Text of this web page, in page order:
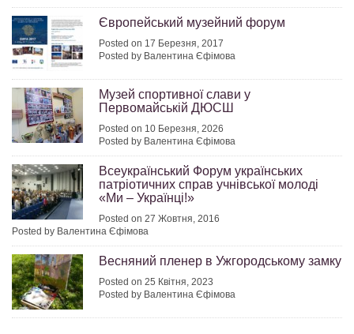
Європейський музейний форум
Posted on 17 Березня, 2017
Posted by Валентина Єфімова
Музей спортивної слави у
Первомайській ДЮСШ
Posted on 10 Березня, 2026
Posted by Валентина Єфімова
Всеукраїнський Форум українських
патріотичних справ учнівської молоді
«Ми – Українці!»
Posted on 27 Жовтня, 2016
Posted by Валентина Єфімова
Весняний пленер в Ужгородському замку
Posted on 25 Квітня, 2023
Posted by Валентина Єфімова